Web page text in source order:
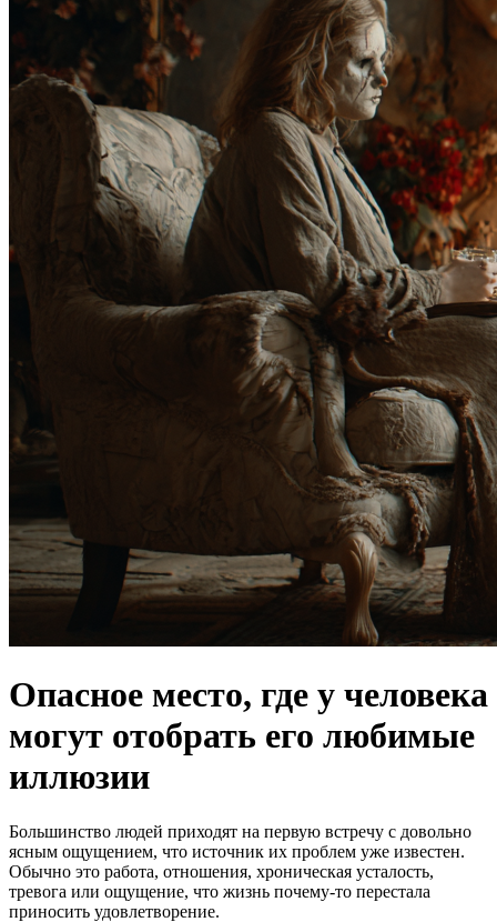
Опасное место, где у человека
могут отобрать его любимые
иллюзии
Большинство людей приходят на первую встречу с довольно
ясным ощущением, что источник их проблем уже известен.
Обычно это работа, отношения, хроническая усталость,
тревога или ощущение, что жизнь почему-то перестала
приносить удовлетворение.